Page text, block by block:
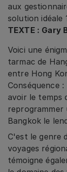
aux
solution idéale
TEXTE : Gary
Voici une
tarmac de
entre Hong
Conséquence
avoir le temps
Bangkok le
C'est le genre
voyages
témoigne